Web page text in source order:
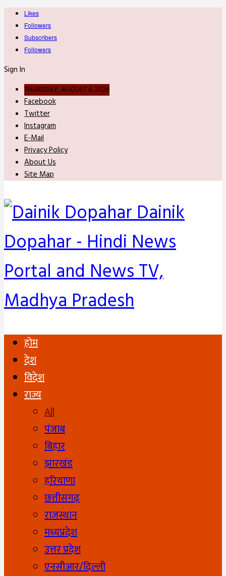
Likes
Followers
Subscribers
Followers
Sign In
THURSDAY, AUGUST 6, 2026
Facebook
Twitter
Instagram
E-Mail
Privacy Policy
About Us
Site Map
Dainik
Dopahar - Hindi News
Portal and News TV,
Madhya Pradesh
होम
देश
विदेश
राज्य
All
पंजाब
बिहार
झारखंड
हरियाणा
छत्तीसगढ़
राजस्थान
मध्यप्रदेश
उत्तर प्रदेश
एनसीआर/दिल्ली